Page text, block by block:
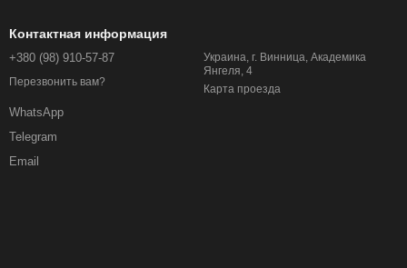
Контактная информация
+380 (98) 910-57-87
Перезвонить вам?
WhatsApp
Telegram
Email
Украина, г. Винница, Академика
Янгеля, 4
Карта проезда